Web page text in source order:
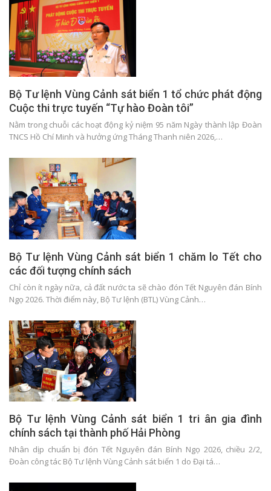
Bộ Tư lệnh Vùng Cảnh sát biển 1 tổ chức phát động
Cuộc thi trực tuyến “Tự hào Đoàn tôi”
Nằm trong chuỗi các hoạt động kỷ niệm 95 năm Ngày thành lập Đoàn
TNCS Hồ Chí Minh và hưởng ứng Tháng Thanh niên 2026,…
Bộ Tư lệnh Vùng Cảnh sát biển 1 chăm lo Tết cho
các đối tượng chính sách
Chỉ còn ít ngày nữa, cả đất nước ta sẽ chào đón Tết Nguyên đán Bính
Ngọ 2026. Thời điểm này, Bộ Tư lệnh (BTL) Vùng Cảnh…
Bộ Tư lệnh Vùng Cảnh sát biển 1 tri ân gia đình
chính sách tại thành phố Hải Phòng
Nhân dịp chuẩn bị đón Tết Nguyên đán Bính Ngọ 2026, chiều 2/2,
Đoàn công tác Bộ Tư lệnh Vùng Cảnh sát biển 1 do Đại tá…